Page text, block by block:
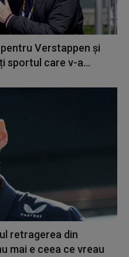
Verstappen și
sportul care v-a...
retragerea din
mai e ceea ce vreau